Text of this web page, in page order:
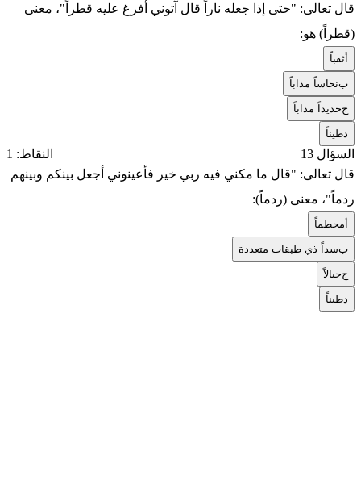
قال تعالى: "حتى إذا جعله ناراً قال آتوني أفرغ عليه قطراً"، معنى
(قطراً) هو:
ثقباً
بنحاساً مذاباً
جحديداً مذاباً
طيناً
السؤال 13
النقاط: 1
قال تعالى: "قال ما مكني فيه ربي خير فأعينوني أجعل بينكم وبينهم
ردماً"، معنى (ردماً):
محطماً
بسداً ذي طبقات متعددة
ججبالاً
طيناً